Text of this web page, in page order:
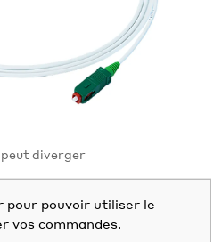
peut diverger
pour pouvoir utiliser le
vos commandes.